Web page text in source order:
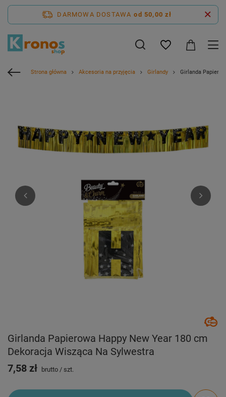
DARMOWA DOSTAWA od 50,00 zł
Strona główna Akcesoria na przyjęcia Girlandy Girlanda
Girlanda Papierowa Happy New Year 180 cm
Dekoracja Wisząca Na Sylwestra
7,58 zł
brutto / szt.